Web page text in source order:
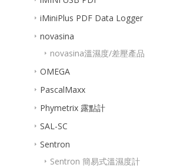
iMiniPlus PDF Data Logger
novasina
novasina溫濕度/差壓產品
OMEGA
PascalMaxx
Phymetrix 露點計
SAL-SC
Sentron
Sentron 簡易式溫濕度計